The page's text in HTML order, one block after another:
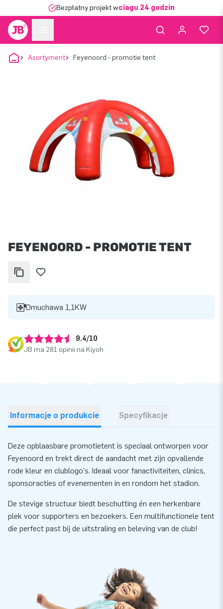
Bezpłatny projekt wciągu 24 godzin
Asortyment Feyenoord - promotie tent
FEYENOORD - PROMOTIE TENT
Dmuchawa 1,1KW
9.4/10
JB ma 281 opinii na Kiyoh
Informacje o produkcie Specyfikacje
Deze opblaasbare promotietent is speciaal ontworpen voor
Feyenoord en trekt direct de aandacht met zijn opvallende
rode kleur en clublogo's. Ideaal voor fanactiviteiten, clinics,
sponsoracties of evenementen in en rondom het stadion.
De stevige structuur biedt beschutting én een herkenbare
plek voor supporters en bezoekers. Een multifunctionele tent
die perfect past bij de uitstraling en beleving van de club!